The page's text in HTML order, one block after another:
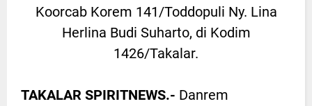
Koorcab Korem 141/Toddopuli Ny. Lina
Herlina Budi Suharto, di Kodim
1426/Takalar.
TAKALAR SPIRITNEWS.- Danrem